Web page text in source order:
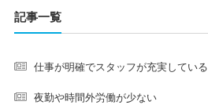
記事一覧
仕事が明確でスタッフが充実している
夜勤や時間外労働が少ない